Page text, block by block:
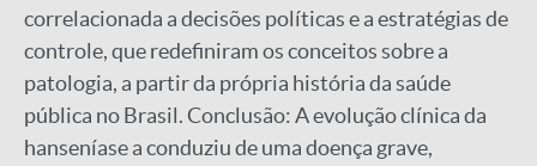
correlacionada a decisões políticas e a estratégias de
controle, que redefiniram os conceitos sobre a
patologia, a partir da própria história da saúde
pública no Brasil. Conclusão: A evolução clínica da
hanseníase a conduziu de uma doença grave,